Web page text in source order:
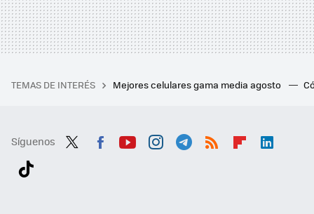
TEMAS DE INTERÉS Mejores celulares gama media agosto
Síguenos